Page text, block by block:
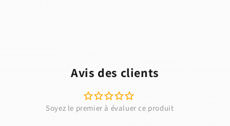
Avis des clients